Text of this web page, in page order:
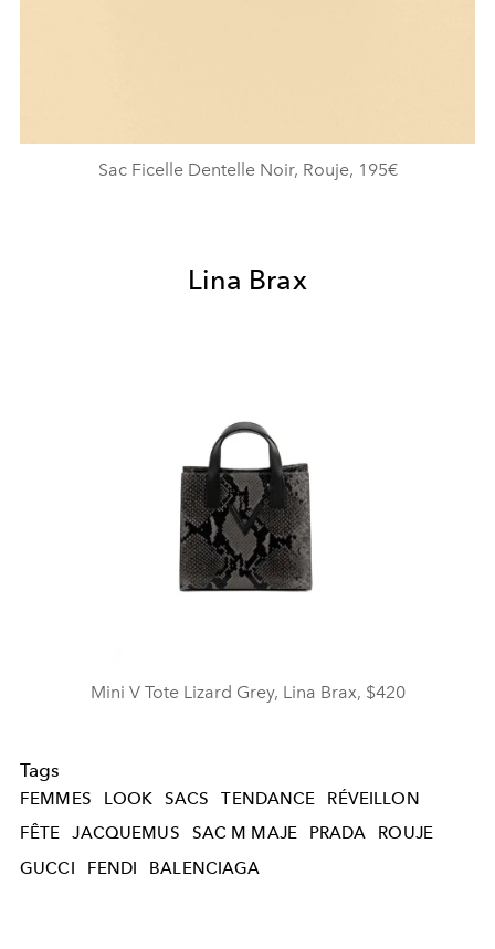
Sac Ficelle Dentelle Noir, Rouje, 195€
Lina Brax
Mini V Tote Lizard Grey, Lina Brax, $420
Tags
FEMMES LOOK SACS TENDANCE
RÉVEILLON
FÊTE
JACQUEMUS SAC M MAJE PRADA
ROUJE
GUCCI
FENDI BALENCIAGA